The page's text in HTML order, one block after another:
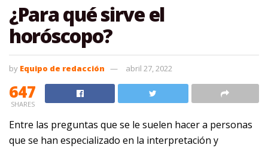
¿Para qué sirve el
horóscopo?
by Equipo de redacción abril 27, 2022
647
SHARES
Entre las preguntas que se le suelen hacer a personas
que se han especializado en la interpretación y